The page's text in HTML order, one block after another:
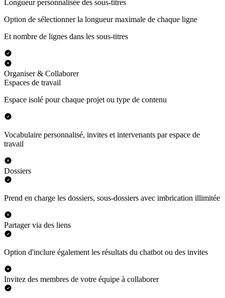
Longueur personnalisée des sous-titres
Option de sélectionner la longueur maximale de chaque ligne
Et nombre de lignes dans les sous-titres
Organiser & Collaborer
Espaces de travail
Espace isolé pour chaque projet ou type de contenu
Vocabulaire personnalisé, invites et intervenants par espace de
travail
Dossiers
Prend en charge les dossiers, sous-dossiers avec imbrication illimitée
Partager via des liens
Option d'inclure également les résultats du chatbot ou des invites
Invitez des membres de votre équipe à collaborer